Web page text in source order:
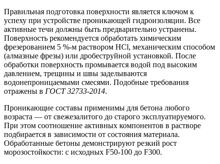
Правильная подготовка поверхности является ключом к
успеху при устройстве проникающей гидроизоляции. Все
активные течи должны быть предварительно устранены.
Поверхность рекомендуется обработать химическим
фрезерованием 5 %-м раствором HCl, механическим способом
(алмазные фрезы) или дробеструйной установкой. После
обработки поверхность промывается водой под высоким
давлением, трещины и швы заделываются
водонепроницаемыми смесями. Подобные требования
отражены в ГОСТ 32733-2014.
Проникающие составы применимы для бетона любого
возраста — от свежезалитого до старого эксплуатируемого.
При этом соотношение активных компонентов в растворе
подбирается в зависимости от состояния материала.
Обработанные бетоны демонстрируют резкий рост
морозостойкости: с исходных F50-100 до F300.